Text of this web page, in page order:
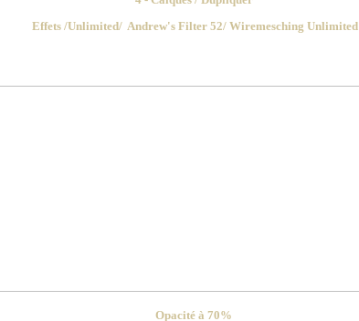
Effets /Unlimited/ Andrew's Filter 52/ Wiremesching Unlimited
Opacité à 70%